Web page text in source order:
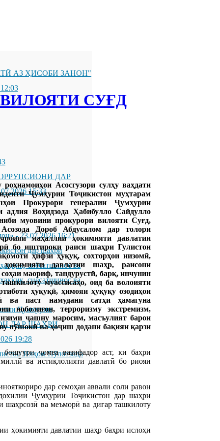
АЗ ҲИСОБИ ЗАНОН"
ДАР
15:33
-23.07.2026 16:21
дар шаҳри
сиёсатшинос ва
сиёсатшинос ва
Ҷумҳурии
ДАР ШАҲРИ
19:28
Илҳом Пӯлотзода
СУҒД
Асосгузори сулҳу ваҳдати
Ҷумҳурии Тоҷикистон муҳтарам
Прокурори генералии Ҷумҳурии
адлия Воҳидзода Ҳабибулло Сайдулло
муовини прокурори вилояти Суғд,
Дороб Абдусалом дар толори
маҳаллии ҳокимияти давлатии
бо иштироки раиси шаҳри Гулистон
ҳифзи ҳуқуқ, сохторҳои низомӣ,
давлатии шаҳр, раисони
маориф, тандурустӣ, барқ, инчунин
муассисаҳо, оид ба волоияти
ҳуқуқӣ, ҳимояи ҳуқуқу озодиҳои
паст намудани сатҳи ҳамагуна
ноболиғон, терроризму экстремизм,
ҷашну маросим, масъулият барои
нӯшокӣ ва ҳоҷиш додани бақияи қарзи
ҷомеа вазифадор аст, ки баҳри
ва истиқлолияти давлатӣ бо риояи
дар семоҳаи аввали соли равон
Ҷумҳурии Тоҷикистон дар шаҳри
шаҳрсозӣ ва меъморӣ ва дигар ташкилоту
ҳокимияти давлатии шаҳр баҳри ислоҳи